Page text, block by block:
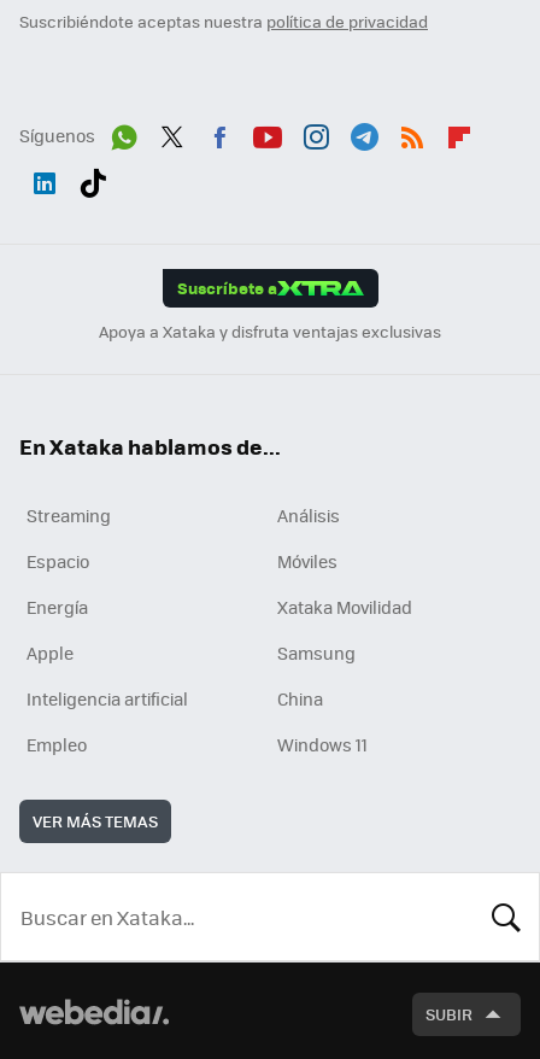
Suscribiéndote aceptas nuestra política de privacidad
Síguenos
Suscríbete a
Apoya a Xataka y disfruta ventajas exclusivas
En Xataka hablamos de...
Streaming
Análisis
Espacio
Móviles
Energía
Xataka Movilidad
Apple
Samsung
Inteligencia artificial
China
Empleo
Windows 11
VER MÁS TEMAS
SUBIR